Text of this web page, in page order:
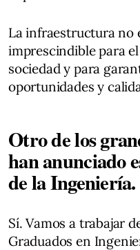
La infraestructura no
imprescindible para
sociedad y para
oportunidades y
Otro de los
han anunciado
de la Ingeniería.
Sí. Vamos a trabajar
Graduados en